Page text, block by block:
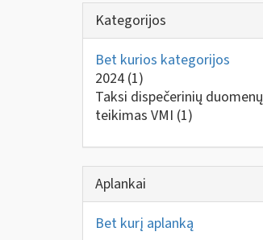
Kategorijos
Bet kurios kategorijos
2024 (1)
Taksi dispečerinių duomenų
teikimas VMI (1)
Aplankai
Bet kurį aplanką